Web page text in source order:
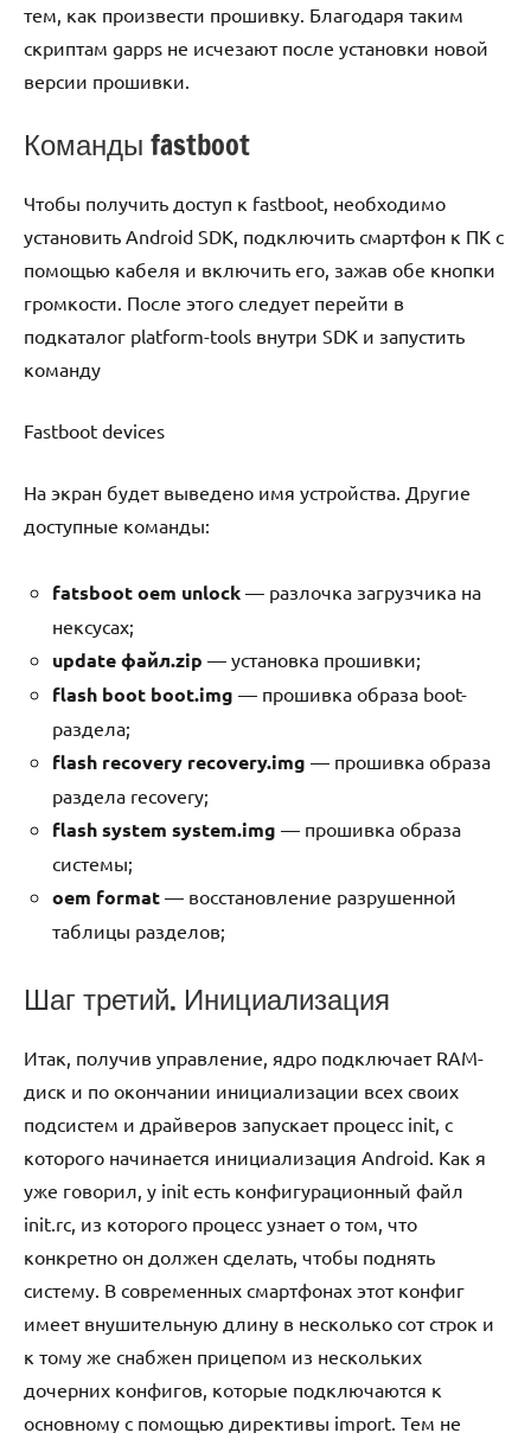
тем, как произвести прошивку. Благодаря таким
скриптам gapps не исчезают после установки новой
версии прошивки.
Команды fastboot
Чтобы получить доступ к fastboot, необходимо
установить Android SDK, подключить смартфон к ПК с
помощью кабеля и включить его, зажав обе кнопки
громкости. После этого следует перейти в
подкаталог platform-tools внутри SDK и запустить
команду
Fastboot devices
На экран будет выведено имя устройства. Другие
доступные команды:
fatsboot oem unlock — разлочка загрузчика на
нексусах;
update файл.zip — установка прошивки;
flash boot boot.img — прошивка образа boot-
раздела;
flash recovery recovery.img — прошивка образа
раздела recovery;
flash system system.img — прошивка образа
системы;
oem format — восстановление разрушенной
таблицы разделов;
Шаг третий. Инициализация
Итак, получив управление, ядро подключает RAM-
диск и по окончании инициализации всех своих
подсистем и драйверов запускает процесс init, с
которого начинается инициализация Android. Как я
уже говорил, у init есть конфигурационный файл
init.rc, из которого процесс узнает о том, что
конкретно он должен сделать, чтобы поднять
систему. В современных смартфонах этот конфиг
имеет внушительную длину в несколько сот строк и
к тому же снабжен прицепом из нескольких
дочерних конфигов, которые подключаются к
основному с помощью директивы import. Тем не